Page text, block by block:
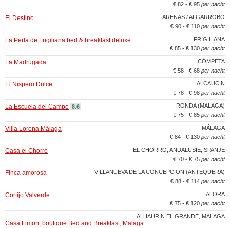
€ 82 - € 95 per nacht
ARENAS / ALGARROBO
El Destino
€ 90 - € 110 per nacht
FRIGILIANA
La Perla de Frigiliana bed & breakfast deluxe
€ 85 - € 130 per nacht
CÓMPETA
La Madrugada
€ 58 - € 68 per nacht
ALCAUCIN
El Nispero Dulce
€ 78 - € 98 per nacht
RONDA (MALAGA)
La Escuela del Campo 8.6
€ 75 - € 85 per nacht
MÁLAGA
Villa Lorena Málaga
€ 84 - € 130 per nacht
EL CHORRO, ANDALUSIË, SPANJE
Casa el Chorro
€ 70 - € 75 per nacht
VILLANUEVA DE LA CONCEPCION (ANTEQUERA)
Finca amorosa
€ 88 - € 114 per nacht
ALORA
Cortijo Valverde
€ 75 - € 120 per nacht
ALHAURIN EL GRANDE, MALAGA
Casa Limon, boutique Bed and Breakfast, Malaga